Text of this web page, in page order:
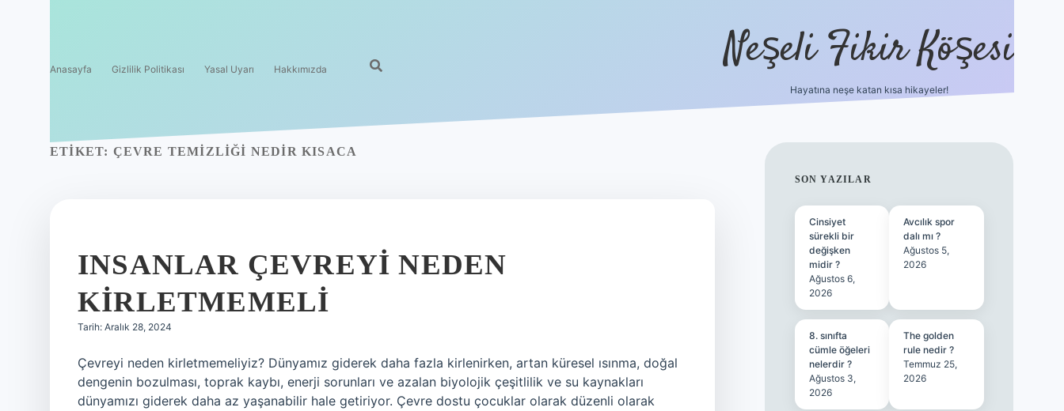
Anasayfa Gizlilik Politikası Yasal Uyarı Hakkımızda Neşeli Fikir Köşesi
Hayatına neşe katan kısa hikayeler!
ETIKET: ÇEVRE TEMIZLIĞI NEDIR KISACA
INSANLAR ÇEVREYI NEDEN
KIRLETMEMELI
Tarih: Aralık 28, 2024
Çevreyi neden kirletmemeliyiz? Dünyamız giderek daha fazla kirlenirken, artan küresel ısınma, doğal
dengenin bozulması, toprak kaybı, enerji sorunları ve azalan biyolojik çeşitlilik ve su kaynakları
dünyamızı giderek daha az yaşanabilir hale getiriyor. Çevre dostu çocuklar olarak düzenli olarak
SIDEBAR
SON YAZILAR
Cinsiyet
sürekli bir
değişken
midir ?
Ağustos 6,
2026
Avcılık spor
dalı mı ?
Ağustos 5,
2026
8. sınıfta
cümle öğeleri
nelerdir ?
Ağustos 3,
2026
The golden
rule nedir ?
Temmuz 25,
2026
ilbet giriş